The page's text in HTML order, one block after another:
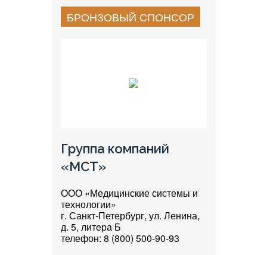
БРОНЗОВЫЙ СПОНСОР
Группа компаний
«МСТ»
ООО «Медицинские системы и
технологии»
г. Санкт-Петербург, ул. Ленина,
д. 5, литера Б
телефон: 8 (800) 500-90-93